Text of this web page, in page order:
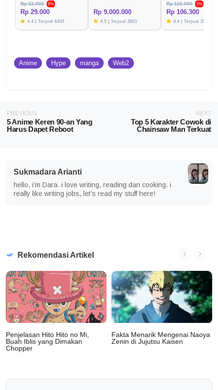
Rp 32.000
9%
Rp 29.000
4.4 | Terjual 6433
Rp 9.000.000
4.5 | Terjual 3821
Rp 110.000
3%
Rp 106.300
4.6 | Terjual 3576
Anime Hype manga Web2
PREVIOUS
5 Anime Keren 90-an Yang
Harus Dapet Reboot
NEXT
Top 5 Karakter Cowok di
Chainsaw Man Terkuat
Sukmadara Arianti
hello, i’m Dara. i love writing, reading dan cooking. i
really like writing jobs, let's read my stuff here!
Rekomendasi Artikel
Penjelasan Hito Hito no Mi,
Buah Iblis yang Dimakan
Chopper
Fakta Menarik Mengenai Naoya
Zenin di Jujutsu Kaisen